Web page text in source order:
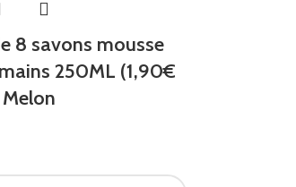
8 savons mousse
250ML (1,90€
Melon